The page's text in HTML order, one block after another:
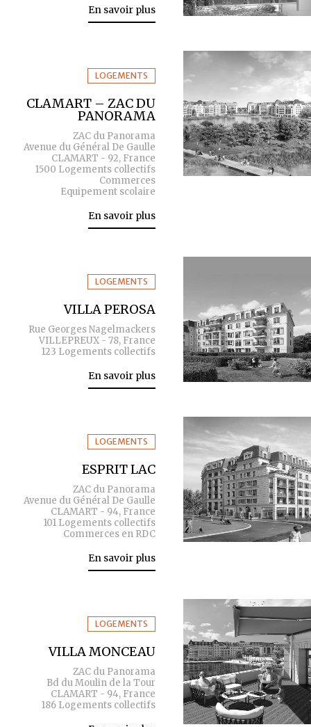
En savoir plus
LOGEMENTS
CLAMART – ZAC DU
PANORAMA
ZAC du Panorama
Avenue du Général De Gaulle
CLAMART - 92, France
1500 Logements collectifs
Commerces
Equipement scolaire
En savoir plus
LOGEMENTS
VILLA PEROSA
Rue Georges Nagelmackers
VILLEPREUX - 78, France
123 Logements collectifs
En savoir plus
LOGEMENTS
ESPRIT LAC
ZAC du Panorama
Avenue du Général De Gaulle
CLAMART - 94, France
101 Logements collectifs
Commerces en RDC
En savoir plus
LOGEMENTS
VILLA MONCEAU
ZAC du Panorama
Bd du Moulin de la Tour
CLAMART - 94, France
186 Logements collectifs